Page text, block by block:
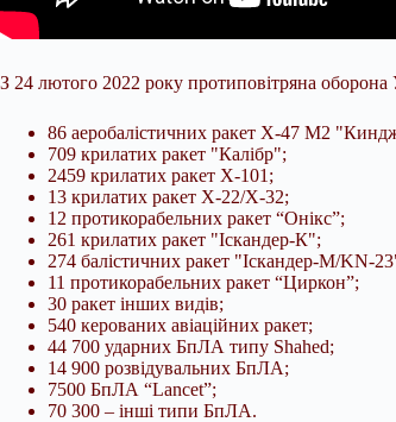
З 24 лютого 2022 року протиповітряна
86 аеробалістичних ракет Х-47 М2
709 крилатих ракет "Калібр";
2459 крилатих ракет Х-101;
13 крилатих ракет Х-22/Х-32;
12 протикорабельних ракет “Онікс”;
261 крилатих ракет "Іскандер-К";
274 балістичних ракет "Іскандер-М/KN-
11 протикорабельних ракет “Циркон”;
30 ракет інших видів;
540 керованих авіаційних ракет;
44 700 ударних БпЛА типу Shahed;
14 900 розвідувальних БпЛА;
7500 БпЛА “Lancet”;
70 300 – інші типи БпЛА.